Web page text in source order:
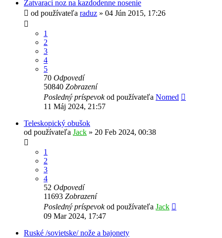
Zatvaraci noz na kazdodenne nosenie
od používateľa raduz » 04 Jún 2015, 17:26
1
2
3
4
5
70 Odpovedí
50840 Zobrazení
Posledný príspevokod používateľa Nomed
11 Máj 2024, 21:57
Teleskopický obušok
od používateľa Jack » 20 Feb 2024, 00:38
1
2
3
4
52 Odpovedí
11693 Zobrazení
Posledný príspevokod používateľa Jack
09 Mar 2024, 17:47
Ruské /sovietske/ nože a bajonety